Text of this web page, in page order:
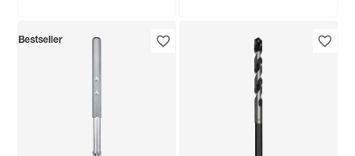
Bestseller